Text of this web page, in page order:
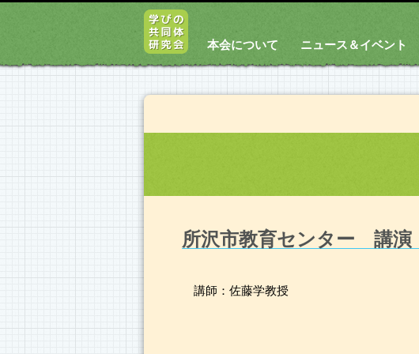
本会について ニュース＆イベント
所沢市教育センター 講演
講師：佐藤学教授